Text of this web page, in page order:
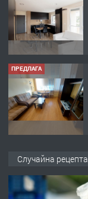
ПРЕДЛАГА
ПРЕДЛАГА
Случайна рецепта